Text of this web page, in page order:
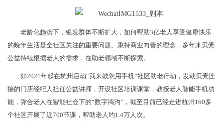
老龄化趋势下，银发群体不断扩大，如何帮助3亿老人享受健康快乐
的晚年生活是全社区关注的重要问题。秉持商业向善的理念，多年来贝壳
公益持续根据老人的需求，在助老领域不断探索。
如2021年起在杭州启动“我来教您用手机”社区助老行动，发动贝壳连
接的门店经纪人担任公益讲师，开设社区培训课堂，教授老人智能手机功
能，弥合老人在智能社会下的“数字鸿沟”，截至目前已经走进杭州160多
个社区开展了近700节课，帮助老人约1.4万人次。